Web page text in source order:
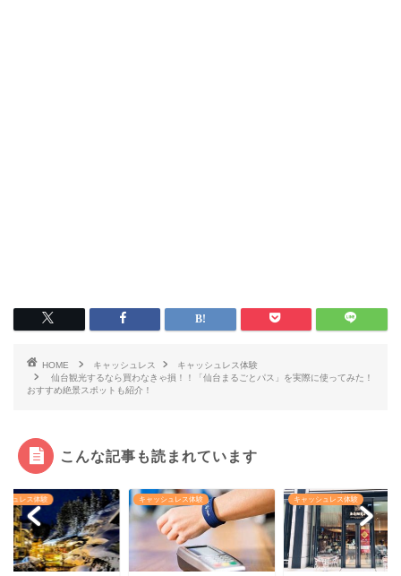
HOME キャッシュレス
キャッシュレス体験
仙台観光するなら買わなきゃ損！！「仙台まるごとパス」を実際に使ってみた！
おすすめ絶景スポットも紹介！
こんな記事も読まれています
シュレス体験 キャッシュレス体験 キャッシュレス体験